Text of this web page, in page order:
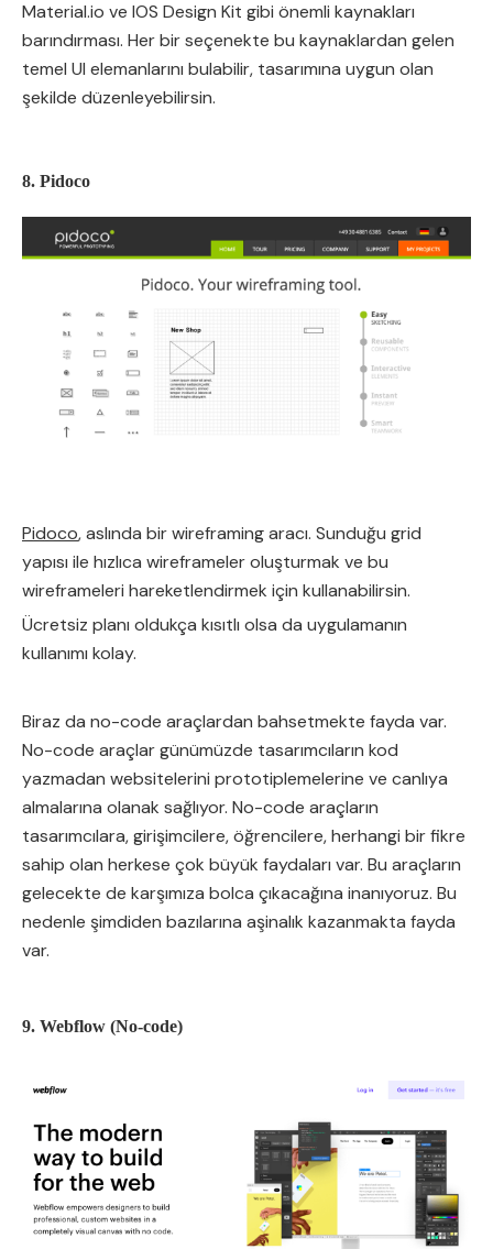
Material.io ve IOS Design Kit gibi önemli kaynakları
barındırması. Her bir seçenekte bu kaynaklardan gelen
temel UI elemanlarını bulabilir, tasarımına uygun olan
şekilde düzenleyebilirsin.
8. Pidoco
Pidoco, aslında bir wireframing aracı. Sunduğu grid
yapısı ile hızlıca wireframeler oluşturmak ve bu
wireframeleri hareketlendirmek için kullanabilirsin.
Ücretsiz planı oldukça kısıtlı olsa da uygulamanın
kullanımı kolay.
Biraz da no-code araçlardan bahsetmekte fayda var.
No-code araçlar günümüzde tasarımcıların kod
yazmadan websitelerini prototiplemelerine ve canlıya
almalarına olanak sağlıyor. No-code araçların
tasarımcılara, girişimcilere, öğrencilere, herhangi bir fikre
sahip olan herkese çok büyük faydaları var. Bu araçların
gelecekte de karşımıza bolca çıkacağına inanıyoruz. Bu
nedenle şimdiden bazılarına aşinalık kazanmakta fayda
var.
9. Webflow (No-code)